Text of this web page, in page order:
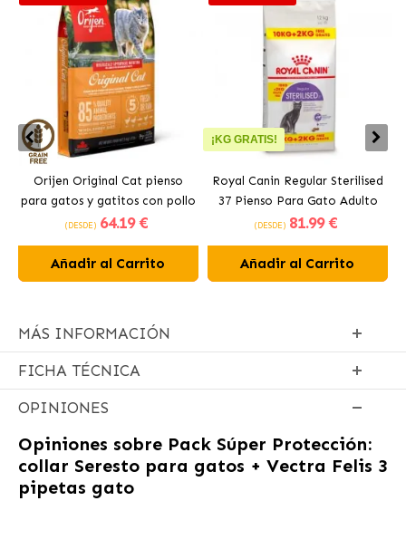
Orijen Original Cat pienso
para gatos y gatitos con pollo
(DESDE) 64.19 €
Añadir al Carrito
¡KG GRATIS!
Royal Canin Regular Sterilised
37 Pienso Para Gato Adulto
Esterilizado
(DESDE) 81.99 €
Añadir al Carrito
MÁS INFORMACIÓN
FICHA TÉCNICA
OPINIONES
Opiniones sobre Pack Súper Protección:
collar Seresto para gatos + Vectra Felis 3
pipetas gato